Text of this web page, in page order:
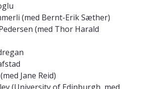
(med Bernt-Erik Sæther)
(med Thor Harald
Jane Reid)